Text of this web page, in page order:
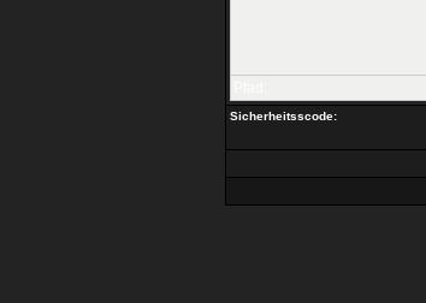
Sicherheitsscode: